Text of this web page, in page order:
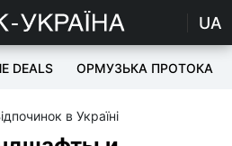
UA
DEALS ОРМУЗЬКА ПРОТОКА
в Україні